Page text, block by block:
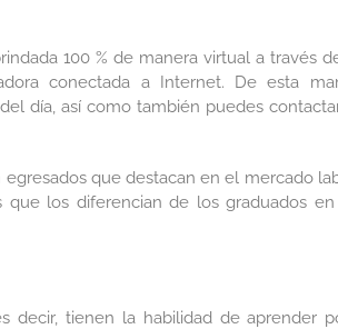
100 % de manera virtual a través
conectada a Internet. De esta
día, así como también puedes
que destacan en el mercado
los diferencian de los graduados
decir, tienen la habilidad de aprender